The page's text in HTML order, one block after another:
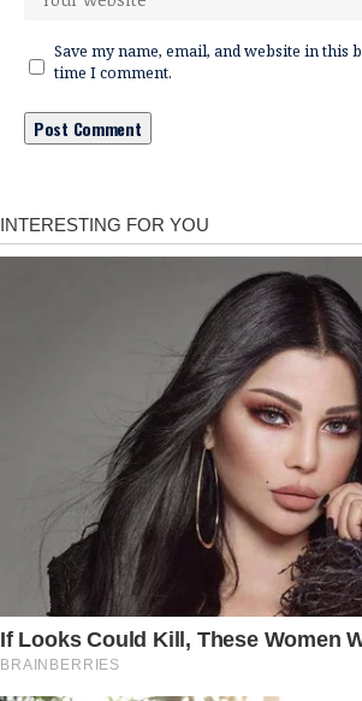
Save my name, email, and website in this
time I comment.